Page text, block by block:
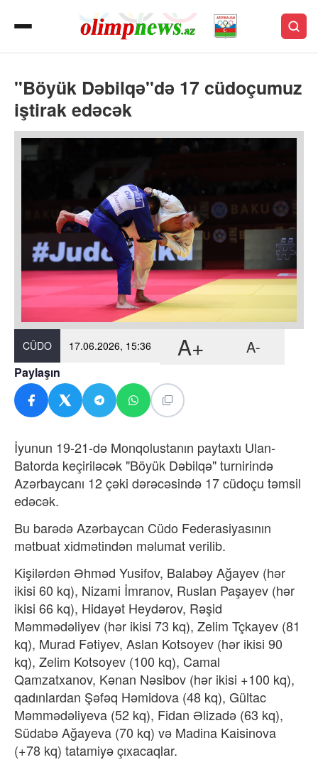
"Böyük Dəbilqə"də 17 cüdoçumuz
iştirak edəcək
CÜDO 17.06.2026, 15:36 A+ A-
Paylaşın
İyunun 19-21-də Monqolustanın paytaxtı Ulan-
Batorda keçiriləcək "Böyük Dəbilqə" turnirində
Azərbaycanı 12 çəki dərəcəsində 17 cüdoçu təmsil
edəcək.
Bu barədə Azərbaycan Cüdo Federasiyasının
mətbuat xidmətindən məlumat verilib.
Kişilərdən Əhməd Yusifov, Balabəy Ağayev (hər
ikisi 60 kq), Nizami İmranov, Ruslan Paşayev (hər
ikisi 66 kq), Hidayət Heydərov, Rəşid
Məmmədəliyev (hər ikisi 73 kq), Zelim Tçkayev (81
kq), Murad Fətiyev, Aslan Kotsoyev (hər ikisi 90
kq), Zelim Kotsoyev (100 kq), Camal
Qamzatxanov, Kənan Nəsibov (hər ikisi +100 kq),
qadınlardan Şəfəq Həmidova (48 kq), Gültac
Məmmədəliyeva (52 kq), Fidan Əlizadə (63 kq),
Südabə Ağayeva (70 kq) və Madina Kaisinova
(+78 kq) tatamiyə çıxacaqlar.